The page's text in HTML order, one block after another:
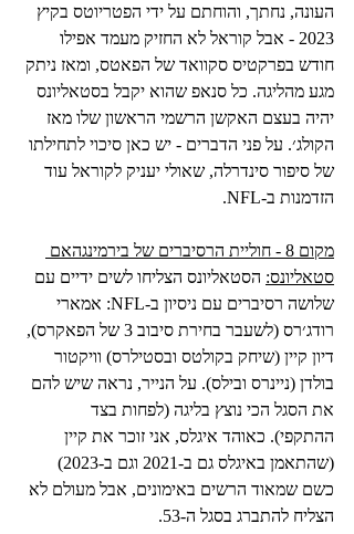
העונה, נחתך, והוחתם על ידי הפטריוטס בקיץ
2023 - אבל קוראל לא החזיק מעמד אפילו
חודש בפרקטיס סקוואד של הפאטס, ומאז ניתק
מגע מהליגה. כל סנאפ שהוא יקבל בסטאליונס
יהיה בעצם האקשן הרשמי הראשון שלו מאז
הקולג׳. על פני הדברים - יש כאן סיכוי לתחילתו
של סיפור סינדרלה, שאולי יעניק לקוראל עוד
הזדמנות ב-NFL.
מקום 8 - חוליית הרסיברים של בירמינגהאם
סטאליונס: הסטאליונס הצליחו לשים ידיים עם
שלושה רסיברים עם ניסיון ב-NFL: אמארי
רודג׳רס (לשעבר בחירת סיבוב 3 של הפאקרס),
דיון קיין (שיחק בקולטס ובסטילרס) וויקטור
בולדן (ניינרס ובילס). על הנייר, נראה שיש להם
את הסגל הכי נוצץ בליגה (לפחות בצד
ההתקפי). כאוהד איגלס, אני זוכר את קיין
(שהתאמן באיגלס גם ב-2021 וגם ב-2023)
כשם שמאוד הרשים באימונים, אבל מעולם לא
הצליח להתברג בסגל ה-53.